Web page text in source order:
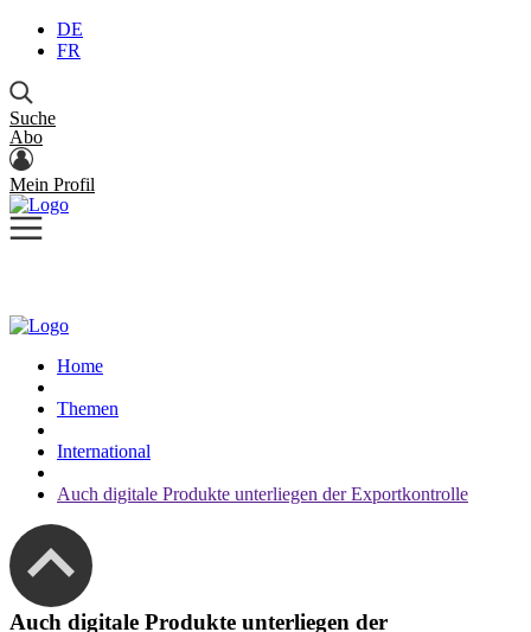
DE
FR
Suche
Abo
Mein Profil
Home
Themen
International
Auch digitale Produkte unterliegen der Exportkontrolle
Auch digitale Produkte unterliegen der